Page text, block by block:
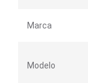
Marca
Modelo